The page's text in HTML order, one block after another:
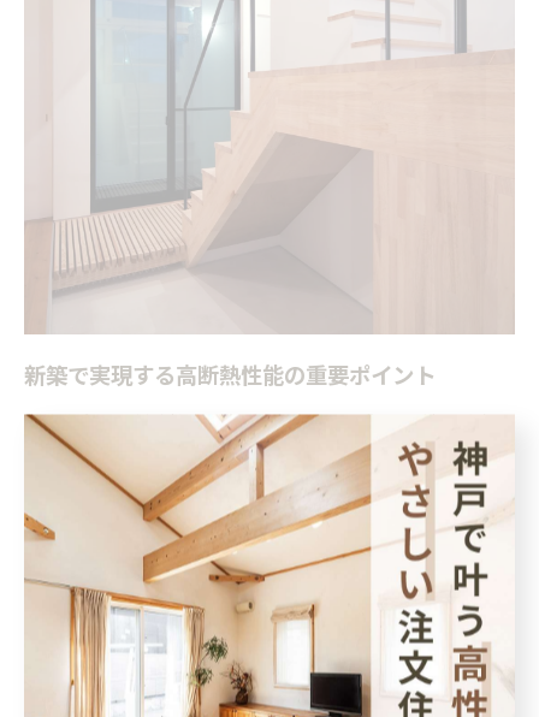
新築で実現する高断熱性能の重要ポイント
新築住宅で高断熱性能を実現することは、猛暑が続く兵庫県
で快適な暮らしを守るために不可欠です。断熱性能が高い住
宅は、外気の影響を受けにくく、室温の変化を穏やかに保て
ます。これによりエアコンの使用頻度が減り、省エネや健康
維持にもつながります。
断熱性能を高めるためには、断熱材の選定や厚み、家全体の
気密性、施工の丁寧さが重要なポイントとなります。例え
ば、壁や天井、床下など熱が出入りしやすい箇所に高性能断